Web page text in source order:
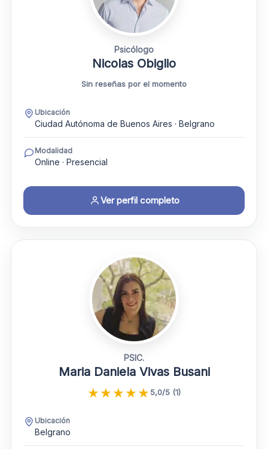
Psicólogo
Nicolas Obiglio
Sin reseñas por el momento
Ubicación
Ciudad Autónoma de Buenos Aires · Belgrano
Modalidad
Online · Presencial
Ver perfil completo
PSIC.
Maria Daniela Vivas Busani
★★★★★ 5,0/5 (1)
Ubicación
Belgrano